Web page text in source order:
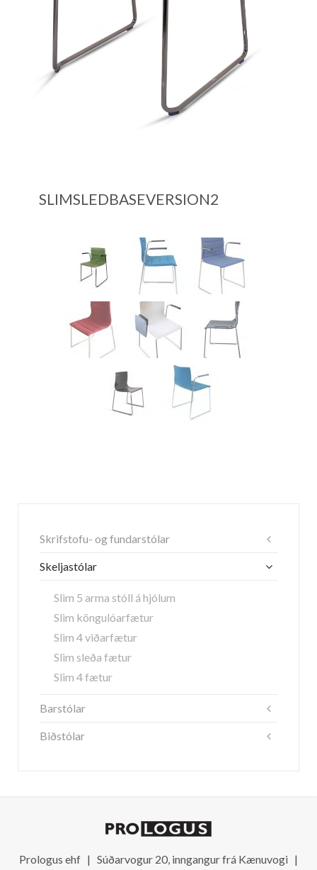
SLIMSLEDBASEVERSION2
Skrifstofu- og fundarstólar
Skeljastólar
Slim 5 arma stóll á hjólum
Slim köngulóarfætur
Slim 4 viðarfætur
Slim sleða fætur
Slim 4 fætur
Barstólar
Biðstólar
Prologus ehf | Súðarvogur 20, inngangur frá Kænuvogi |